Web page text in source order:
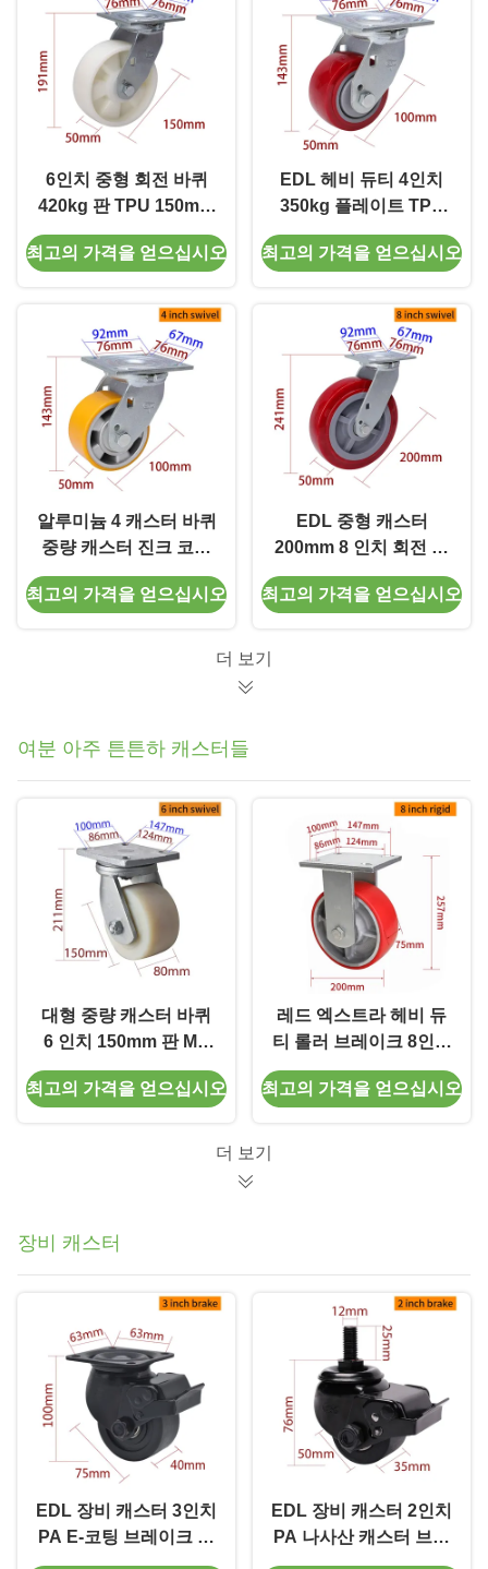
6인치 중형 회전 바퀴
420kg 판 TPU 150mm
바퀴
최고의 가격을 얻으십시오
EDL 헤비 듀티 4인치
350kg 플레이트 TPU
캐스터
최고의 가격을 얻으십시오
알루미늄 4 캐스터 바퀴
중량 캐스터 진크 코팅
100mm
최고의 가격을 얻으십시오
EDL 중형 캐스터
200mm 8 인치 회전 캐
스터 바퀴 738-86
최고의 가격을 얻으십시오
더 보기
여분 아주 튼튼하 캐스터들
대형 중량 캐스터 바퀴
6 인치 150mm 판 MC
캐스터 릭드 스비블 / 브
레이크 타입 936-26
최고의 가격을 얻으십시오
레드 엑스트라 헤비 듀
티 롤러 브레이크 8인치
200mm 롤러 바퀴 938-
86A
최고의 가격을 얻으십시오
더 보기
장비 캐스터
EDL 장비 캐스터 3인치
PA E-코팅 브레이크 포
함 M433-16P 500Kg 로
EDL 장비 캐스터 2인치
PA 나사산 캐스터 브레
이크 포함 M412S-16